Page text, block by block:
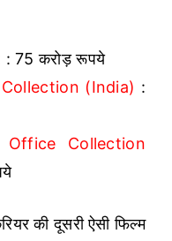
: 75 करोड़ रूपये
(India) :
Collection
की दूसरी ऐसी फिल्म